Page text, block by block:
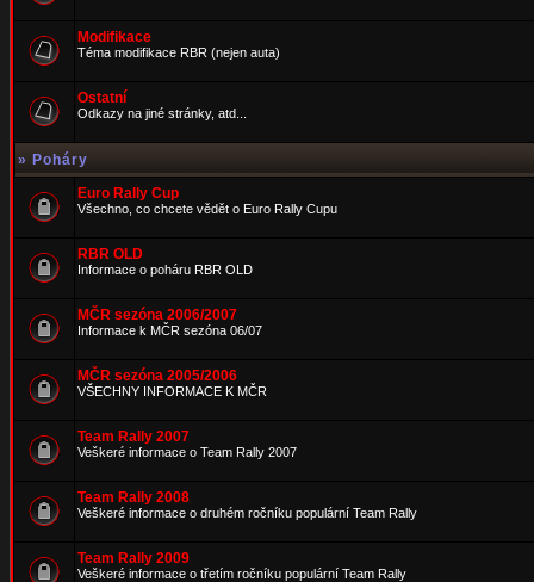
Modifikace
Téma modifikace RBR (nejen auta)
Ostatní
Odkazy na jiné stránky, atd...
» Poháry
Euro Rally Cup
Všechno, co chcete vědět o Euro Rally Cupu
RBR OLD
Informace o poháru RBR OLD
MČR sezóna 2006/2007
Informace k MČR sezóna 06/07
MČR sezóna 2005/2006
VŠECHNY INFORMACE K MČR
Team Rally 2007
Veškeré informace o Team Rally 2007
Team Rally 2008
Veškeré informace o druhém ročníku populární Team Rally
Team Rally 2009
Veškeré informace o třetím ročníku populární Team Rally